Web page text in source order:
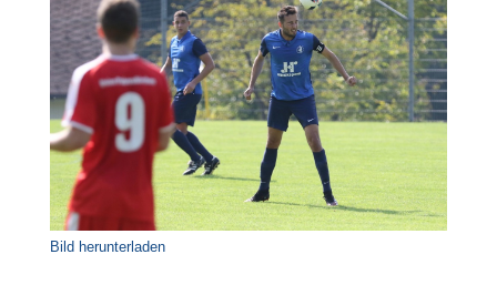
Bild herunterladen